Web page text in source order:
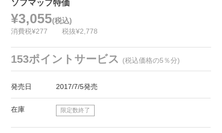
ソフマップ特価
¥3,055(税込)
消費税¥277 税抜¥2,778
153ポイントサービス (税込価格の5％分)
発売日 2017/7/5発売
在庫 限定数終了